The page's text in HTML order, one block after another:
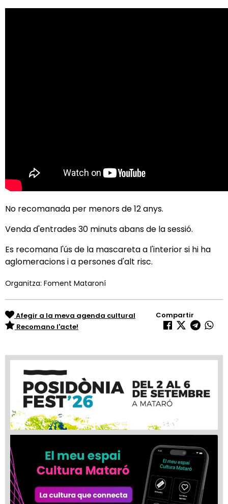
No recomanada per menors de 12 anys.
Venda d'entrades 30 minuts abans de la sessió.
Es recomana l'ús de la mascareta a l'interior si hi ha
aglomeracions i a persones d'alt risc.
Organitza: Foment Mataroní
Afegir a la meva agenda cultural
Recomano l'acte!
Compartir